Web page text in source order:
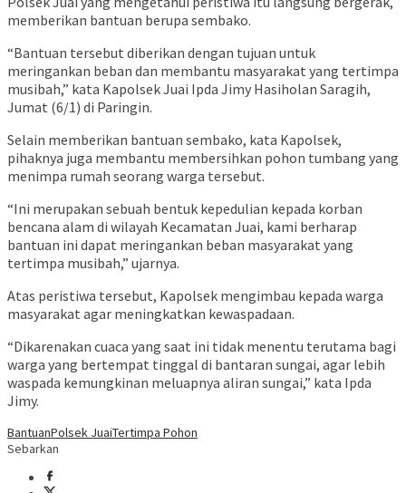
memberikan bantuan berupa sembako.
“Bantuan tersebut diberikan dengan tujuan untuk
meringankan beban dan membantu masyarakat yang tertimpa
musibah,” kata Kapolsek Juai Ipda Jimy Hasiholan Saragih,
Jumat (6/1) di Paringin.
Selain memberikan bantuan sembako, kata Kapolsek,
pihaknya juga membantu membersihkan pohon tumbang yang
menimpa rumah seorang warga tersebut.
“Ini merupakan sebuah bentuk kepedulian kepada korban
bencana alam di wilayah Kecamatan Juai, kami berharap
bantuan ini dapat meringankan beban masyarakat yang
tertimpa musibah,” ujarnya.
Atas peristiwa tersebut, Kapolsek mengimbau kepada warga
masyarakat agar meningkatkan kewaspadaan.
“Dikarenakan cuaca yang saat ini tidak menentu terutama bagi
warga yang bertempat tinggal di bantaran sungai, agar lebih
waspada kemungkinan meluapnya aliran sungai,” kata Ipda
Jimy.
BantuanPolsek JuaiTertimpa Pohon
Sebarkan